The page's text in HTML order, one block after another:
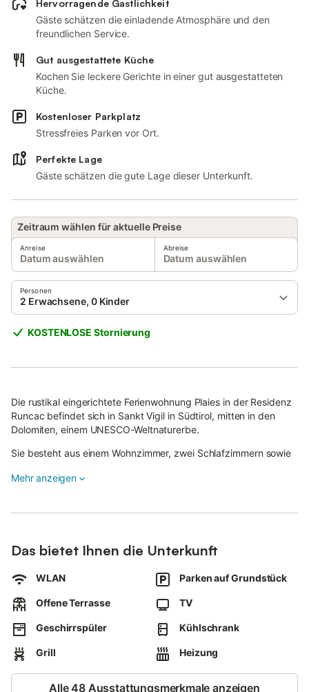
Hervorragende Gastlichkeit
Gäste schätzen die einladende Atmosphäre und den
freundlichen Service.
Gut ausgestattete Küche
Kochen Sie leckere Gerichte in einer gut ausgestatteten
Küche.
Kostenloser Parkplatz
Stressfreies Parken vor Ort.
Perfekte Lage
Gäste schätzen die gute Lage dieser Unterkunft.
Zeitraum wählen für aktuelle Preise
Anreise
Datum auswählen
Abreise
Datum auswählen
Personen
2 Erwachsene, 0 Kinder
KOSTENLOSE Stornierung
Die rustikal eingerichtete Ferienwohnung Plaies in der Residenz
Runcac befindet sich in Sankt Vigil in Südtirol, mitten in den
Dolomiten, einem UNESCO-Weltnaturerbe.
Sie besteht aus einem Wohnzimmer, zwei Schlafzimmern sowie
bei einem erfrischenden Getränk entspannen und die herrliche
Aussicht genießen können.
Im Garten stehen Sitzmöbel und Liegestühle zur Verfügung,
außerdem gibt es einen Spielplatz für Kinder.
Woche gegen eine zusätzliche Gebühr genutzt werden.
Dank der idealen Lage der Ferienwohnung sind alle wichtigen
Einrichtungen nur einen kurzen Spaziergang entfernt.
Mehr anzeigen
Das bietet Ihnen die Unterkunft
WLAN Parken auf Grundstück
Offene Terrasse TV
Geschirrspüler Kühlschrank
Grill Heizung
Alle 48 Ausstattungsmerkmale anzeigen